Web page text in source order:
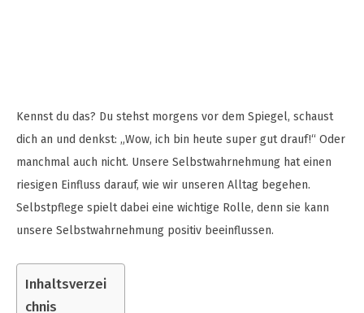
Kennst du das? Du stehst morgens vor dem Spiegel, schaust
dich an und denkst: „Wow, ich bin heute super gut drauf!“ Oder
manchmal auch nicht. Unsere Selbstwahrnehmung hat einen
riesigen Einfluss darauf, wie wir unseren Alltag begehen.
Selbstpflege spielt dabei eine wichtige Rolle, denn sie kann
unsere Selbstwahrnehmung positiv beeinflussen.
Inhaltsverzei
chnis